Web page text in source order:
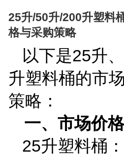
25升/50升/200升塑料
格与采购策略
以下是25升、
升塑料桶的市
策略：
一、市场价
25升塑料桶